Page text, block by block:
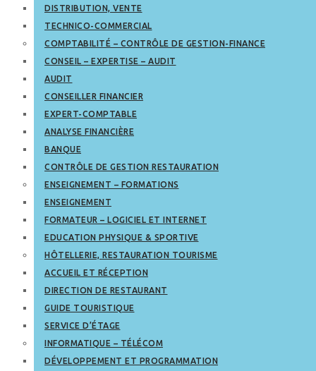
DISTRIBUTION, VENTE
TECHNICO-COMMERCIAL
COMPTABILITÉ – CONTRÔLE DE GESTION-FINANCE
CONSEIL – EXPERTISE – AUDIT
AUDIT
CONSEILLER FINANCIER
EXPERT-COMPTABLE
ANALYSE FINANCIÈRE
BANQUE
CONTRÔLE DE GESTION RESTAURATION
ENSEIGNEMENT – FORMATIONS
ENSEIGNEMENT
FORMATEUR – LOGICIEL ET INTERNET
EDUCATION PHYSIQUE & SPORTIVE
HÔTELLERIE, RESTAURATION TOURISME
ACCUEIL ET RÉCEPTION
DIRECTION DE RESTAURANT
GUIDE TOURISTIQUE
SERVICE D’ÉTAGE
INFORMATIQUE – TÉLÉCOM
DÉVELOPPEMENT ET PROGRAMMATION